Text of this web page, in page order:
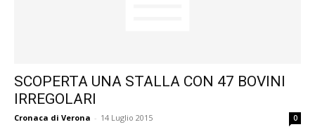
SCOPERTA UNA STALLA CON 47 BOVINI
IRREGOLARI
Cronaca di Verona - 14 Luglio 2015 0